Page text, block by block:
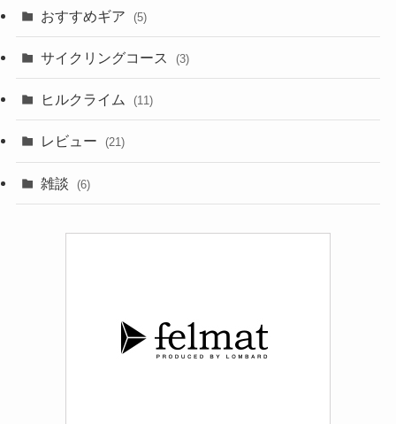
おすすめギア (5)
サイクリングコース (3)
ヒルクライム (11)
レビュー (21)
雑談 (6)